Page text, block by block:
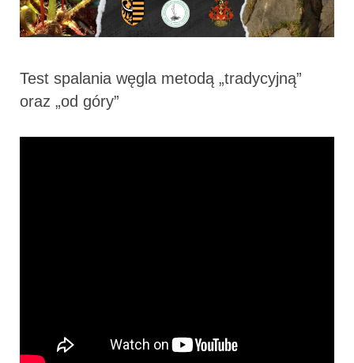
Test spalania węgla metodą „tradycyjną”
oraz „od góry”